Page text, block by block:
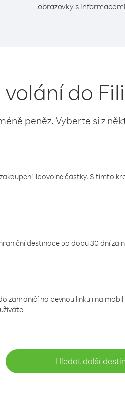
obrazovky s
volání do
peněz. Vyberte si z
libovolné částky. S tímto
destinace po dobu 30 dní za
na pevnou linku i na
Hledat další